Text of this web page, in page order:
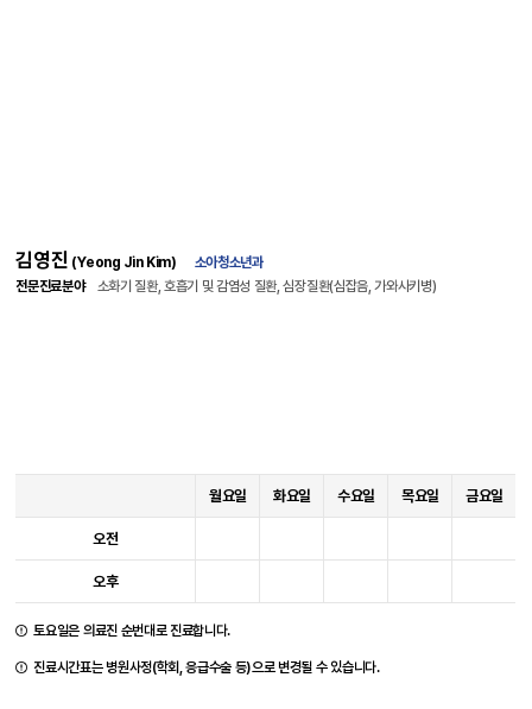
김영진 (Yeong Jin Kim)
소아청소년과
전문진료분야
소화기 질환, 호흡기 및 감염성 질환, 심장질환(심잡음, 가와사키병)
월요일 화요일 수요일 목요일 금요일
오전
오후
토요일은 의료진 순번대로 진료합니다.
진료시간표는 병원사정(학회, 응급수술 등)으로 변경될 수 있습니다.